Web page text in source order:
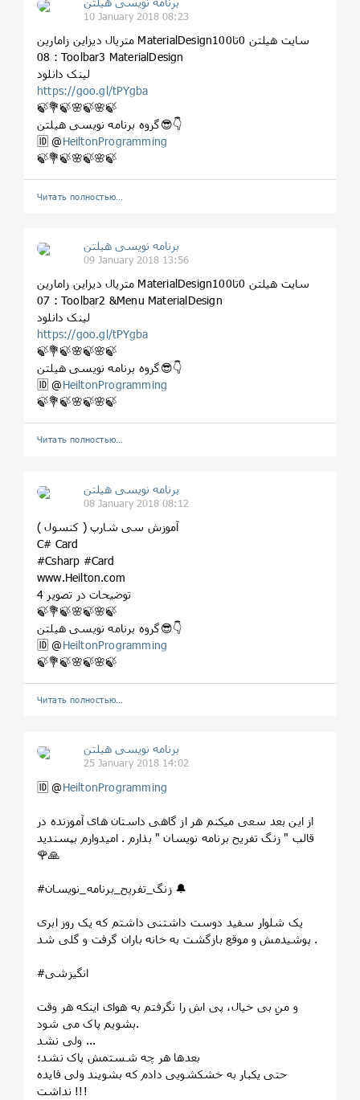
10 January 2018 08:23
متریال دیزاین زامارین MaterialDesignسایت هیلتن 0تا100
08 : Toolbar3 MaterialDesign
لینک دانلود
https://goo.gl/tPYgba
🍃💐🍃🌸🍃🌸🍃
گروه برنامه نویسی هیلتن😎👇
🆔 @HeiltonProgramming
🍃💐🍃🌸🍃🌸🍃
Читать полностью…
برنامه نویسی هیلتن
09 January 2018 13:56
متریال دیزاین زامارین MaterialDesignسایت هیلتن 0تا100
07 : Toolbar2 &Menu MaterialDesign
لینک دانلود
https://goo.gl/tPYgba
🍃💐🍃🌸🍃🌸🍃
گروه برنامه نویسی هیلتن😎👇
🆔 @HeiltonProgramming
🍃💐🍃🌸🍃🌸🍃
Читать полностью…
برنامه نویسی هیلتن
08 January 2018 08:12
آموزش سی شارپ ( کنسول )
C# Card
#Csharp #Card
www.Heilton.com
توضیحات در تصویر 4
🍃💐🍃🌸🍃🌸🍃
گروه برنامه نویسی هیلتن😎👇
🆔 @HeiltonProgramming
🍃💐🍃🌸🍃🌸🍃
Читать полностью…
برنامه نویسی هیلتن
25 January 2018 14:02
🆔 @HeiltonProgramming
از این بعد سعی میکنم هر از گاهی داستان های آموزنده در
قالب " زنگ تفریح برنامه نویسان " بذارم . امیدوارم بپسندید
🌹🙏
#زنگ_تفریح_برنامه_نویسان 🔔
ﯾﮏ ﺷﻠﻮﺍﺭ ﺳﻔﯿﺪ ﺩﻭﺳﺖ ﺩﺍﺷﺘﻨﯽ ﺩﺍﺷﺘﻢ ﮐﻪ ﯾﮏ ﺭﻭﺯ ﺍﺑﺮﯼ
ﭘﻮﺷﯿﺪﻣﺶ ﻭ ﻣﻮﻗﻊ ﺑﺎﺯﮔﺸﺖ ﺑﻪ ﺧﺎﻧﻪ ﺑﺎﺭﺍﻥ ﮔﺮﻓﺖ و ﮔﻠﯽ ﺷﺪ .
#انگیزشی
ﻭ ﻣﻦِ ﺑﯽ ﺧﯿﺎﻝ، ﭘﯽ ﺍﺵ ﺭﺍ ﻧﮕﺮﻓﺘﻢ ﺑﻪ ﻫﻮﺍﯼ ﺍﯾﻨﮑﻪ ﻫﺮ ﻭﻗﺖ
ﺑﺸﻮﯾﻢ ﭘﺎﮎ ﻣﯽ ﺷﻮﺩ.
ﻭﻟﯽ ﻧﺸﺪ ...
ﺑﻌﺪﻫﺎ ﻫﺮ ﭼﻪ ﺷﺴﺘﻤﺶ ﭘﺎﮎ ﻧﺸﺪ؛
ﺣﺘﯽ ﯾﮑﺒﺎﺭ ﺑﻪ ﺧﺸﮑﺸﻮﯾﯽ ﺩﺍﺩﻡ ﮐﻪ ﺑﺸﻮﯾﻨﺪ ﻭﻟﯽ ﻓﺎﯾﺪﻩ
ﻧﺪﺍﺷﺖ !!!